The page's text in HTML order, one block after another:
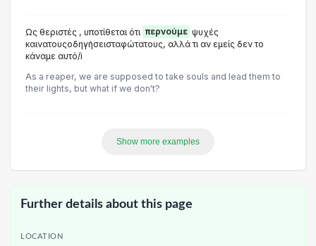
Ως θεριστές , υποτίθεται ότι περνούμε ψυχές
καινατουςοδηγήσεισταφώτατους, αλλά τι αν εμείς δεν το
κάναμε αυτό/i
As a reaper, we are supposed to take souls and lead them to
their lights, but what if we don't?
Show more examples
Further details about this page
LOCATION